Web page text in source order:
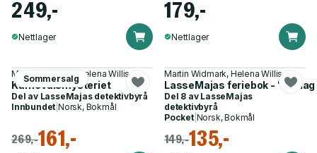
249,-
Nettlager
179,-
Nettlager
Sommersalg
Martin Widmark, Helena Willis
Karnevalsmysteriet
Del av LasseMajas detektivbyrå
Innbundet |Norsk, Bokmål
269,-161,-
Martin Widmark, Helena Willis
LasseMajas feriebok - "en
Del 8 av LasseMajas
detektivbyrå
Pocket| Norsk, Bokmål
149,-135,-